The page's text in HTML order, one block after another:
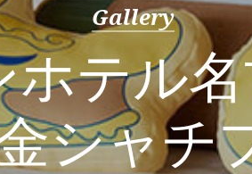
Gallery
ホテル
シャチ